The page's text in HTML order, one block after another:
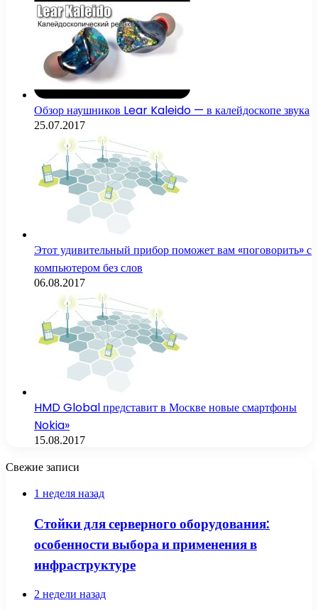
Обзор наушников Lear Kaleido — в калейдоскопе звука
25.07.2017
Этот удивительный прибор поможет вам «поговорить» с
компьютером без слов
06.08.2017
HMD Global представит в Москве новые смартфоны
Nokia»
15.08.2017
Свежие записи
1 неделя назад
Стойки для серверного оборудования:
особенности выбора и применения в
инфраструктуре
2 недели назад